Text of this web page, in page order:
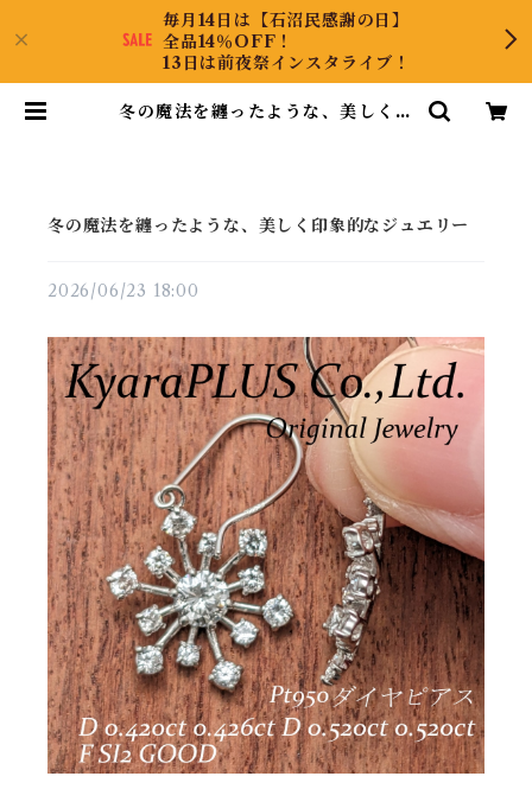
毎月14日は【石沼民感謝の日】
全品14％OFF！
13日は前夜祭インスタライブ！
冬の魔法を纏ったような、美しく印
冬の魔法を纏ったような、美しく印象的なジュエリー
2026/06/23 18:00